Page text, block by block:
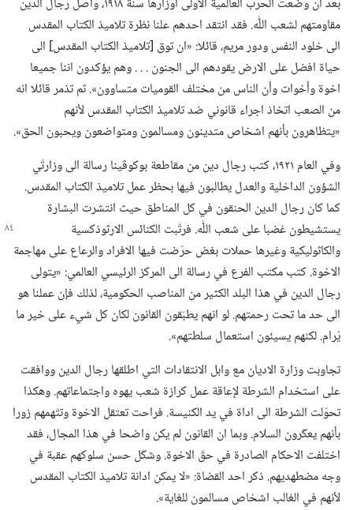
مقاومتهم لشعب اللّٰه.‏ فقد انتقد احدهم علنا نظرة تلاميذ الكتاب المقدس
الى خلود النفس ودور مريم،‏ قائلا:‏ «ان توق [تلاميذ الكتاب المقدس] الى
حياة افضل على الارض يقودهم الى الجنون .‏ .‏ .‏ وهم يؤكدون اننا جميعا
اخوة وأخوات وأن الناس من مختلف القوميات متساوون».‏ ثم تذمر قائلا انه
من الصعب اتخاذ اجراء قانوني ضد تلاميذ الكتاب المقدس لأنهم
«يتظاهرون بأنهم اشخاص متدينون ومسالمون ومتواضعون ويحبون الحق».‏
وفي العام ١٩٢١،‏ كتب رجال دين من مقاطعة بوكوڤينا رسالة الى وزارتَي
الشؤون الداخلية والعدل يطالبون فيها بحظر عمل تلاميذ الكتاب المقدس.‏
كما كان رجال الدين الحنقون في كل المناطق حيث انتشرت البشارة
يستشيطون غضبا على شعب اللّٰه.‏ فرتّبت الكنائس الارثوذكسية
والكاثوليكية وغيرها حملات بغض حرّضت فيها الافراد والرعاع على مهاجمة
الاخوة.‏ كتب مكتب الفرع في رسالة الى المركز الرئيسي العالمي:‏ «يتولى
رجال الدين في هذا البلد الكثير من المناصب الحكومية،‏ لذلك فإن عملنا هو
الى حد ما تحت رحمتهم.‏ لو انهم يطبّقون القانون لكان كل شيء على خير ما
يُرام.‏ لكنهم يسيئون استعمال سلطتهم».‏
تجاوبت وزارة الاديان مع وابل الانتقادات التي اطلقها رجال الدين ووافقت
على استخدام الشرطة لإعاقة عمل كرازة شعب يهوه واجتماعاتهم.‏ وهكذا
تحوّلت الشرطة الى اداة في يد الكنيسة.‏ فراحت تعتقل الاخوة وتتّهمهم زورا
بأنهم يعكّرون السلام.‏ وبما ان القانون لم يكن واضحا في هذا المجال،‏ فقد
اختلفت الاحكام الصادرة في حقّ الاخوة.‏ وشكّل حسن سلوكهم عقبة في
وجه مضطهديهم.‏ ذكر احد القضاة:‏ «لا يمكن ادانة تلاميذ الكتاب المقدس
لأنهم في الغالب اشخاص مسالمون للغاية».‏